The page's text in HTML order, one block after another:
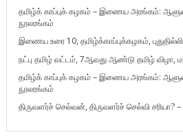
தமிழ்க் காப்புக் கழகம் – இணைய அரங்கம்:
நூலரங்கம்
இணைய உரை 10, தமிழ்க்காப்புக்கழகம், புதுதில்லி
நட்பு தமிழ் வட்டம், 7ஆவது ஆண்டு தமிழ் விழா,
தமிழ்க் காப்புக் கழகம் – இணைய அரங்கம்:
நூலரங்கம்
திருவளர்ச் செல்வன், திருவளர்ச் செல்வி